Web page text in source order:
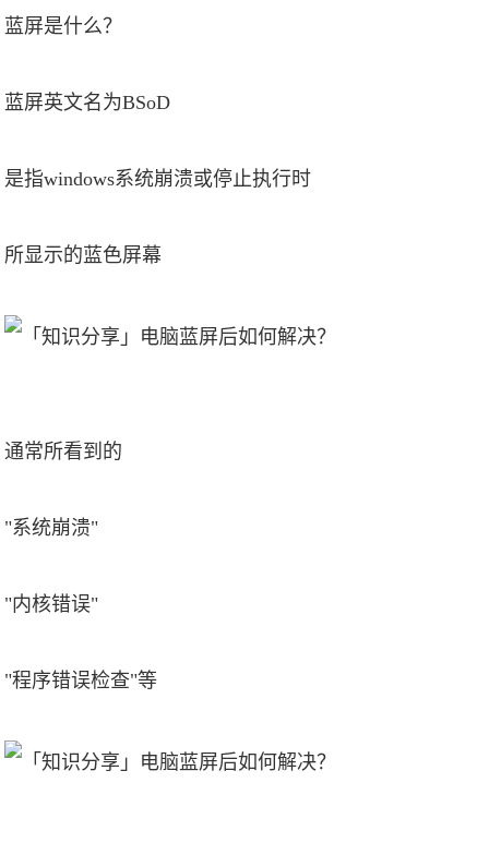
蓝屏是什么？
蓝屏英文名为BSoD
是指windows系统崩溃或停止执行时
所显示的蓝色屏幕
通常所看到的
"系统崩溃"
"内核错误"
"程序错误检查"等